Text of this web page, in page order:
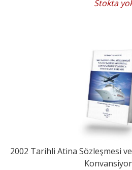
Stokta
2002 Tarihli Atina Sözleşmesi